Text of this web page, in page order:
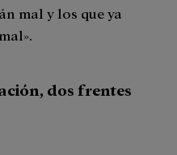
mal y los que ya
dos frentes